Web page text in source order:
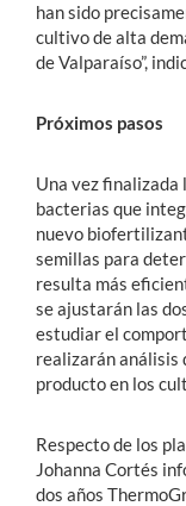
han sido
cultivo de alta
de Valparaíso”,
Próximos pasos
Una vez finalizada
bacterias que
nuevo
semillas para
resulta más
se ajustarán las
estudiar el
realizarán análisis
producto en los
Respecto de los
Johanna Cortés
dos años